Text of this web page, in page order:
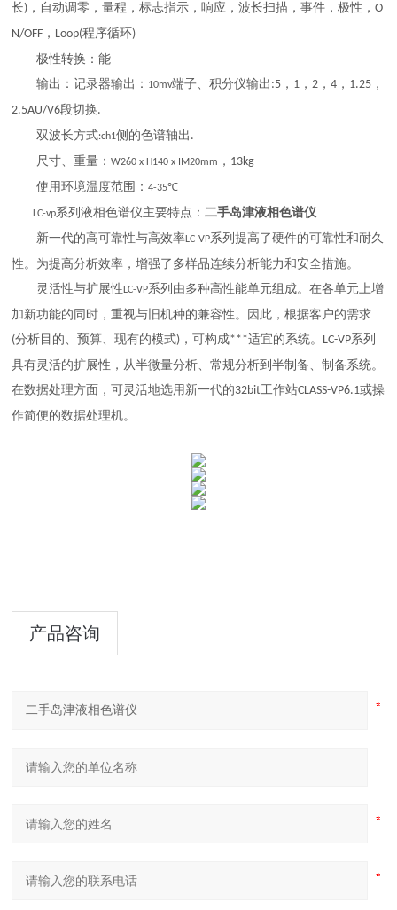
长) ，自动调零，量程，标志指示，响应，波长扫描，事件，极性，O
N/OFF ， Loop(程序循环)
极性转换：能
输出：记录器输出： 10mv端子、积分仪输出 :5 ， 1 ，2 ，4 ， 1.25 ，
2.5AU/V6段切换.
双波长方式:ch1侧的色谱轴出 .
尺寸、重量：W260 x H140 x IM20mm ， 13kg
使用环境温度范围：4-35℃
LC-vp系列液相色谱仪主要特点：二手岛津液相色谱仪
新一代的高可靠性与高效率LC-VP系列提高了硬件的可靠性和耐久
性。为提高分析效率，增强了多样品连续分析能力和安全措施。
灵活性与扩展性LC-VP系列由多种高性能单元组成。在各单元上增
加新功能的同时，重视与旧机种的兼容性。因此，根据客户的需求
(分析目的、预算、现有的模式) ，可构成***适宜的系统。 LC-VP系列
具有灵活的扩展性，从半微量分析、常规分析到半制备、制备系统。
在数据处理方面，可灵活地选用新一代的32bit工作站CLASS-VP6.1或操
作简便的数据处理机。
产品咨询